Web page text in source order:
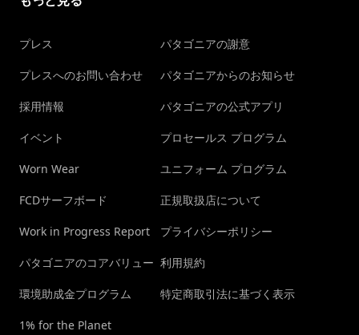
プレス
プレスへのお問い合わせ
採用情報
イベント
Worn Wear
FCDサーフボード
Work in Progress Report
パタゴニアのコアバリュー
環境助成金プログラム
1% for the Planet
パタゴニアの謝意
パタゴニアからのお知らせ
パタゴニアの公式アプリ
プロセールス プログラム
ユニフォーム プログラム
正規取扱店について
プライバシーポリシー
利用規約
特定商取引法に基づく表示